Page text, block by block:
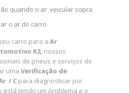
quando o ar veicular sopra
o ar do carro
carro para a Ar
K2, nossos
de pneus e serviços de
uma Verificação de
/ Cpara diagnosticar por
está tendo um problema e o